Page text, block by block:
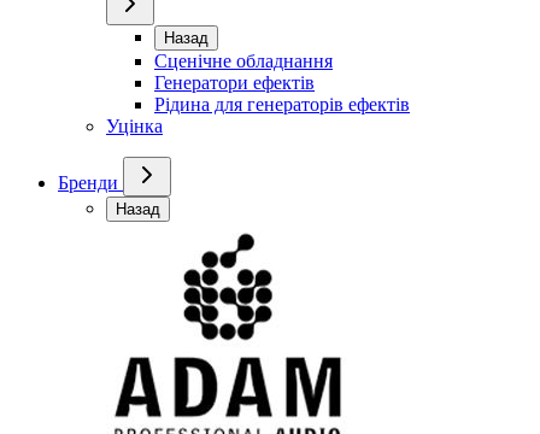
Назад
Сценічне обладнання
Генератори ефектів
Рідина для генераторів ефектів
Уцінка
Бренди
Назад